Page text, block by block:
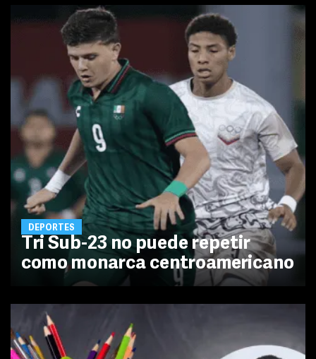
DEPORTES
Tri Sub-23 no puede repetir
como monarca centroamericano